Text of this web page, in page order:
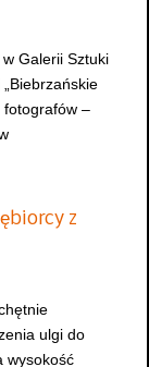
Galerii Sztuki
fotografów –
z
ulgi do
wysokość